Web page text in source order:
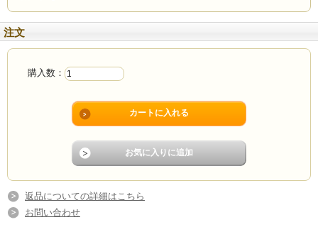
注文
購入数：
返品についての詳細はこちら
お問い合わせ